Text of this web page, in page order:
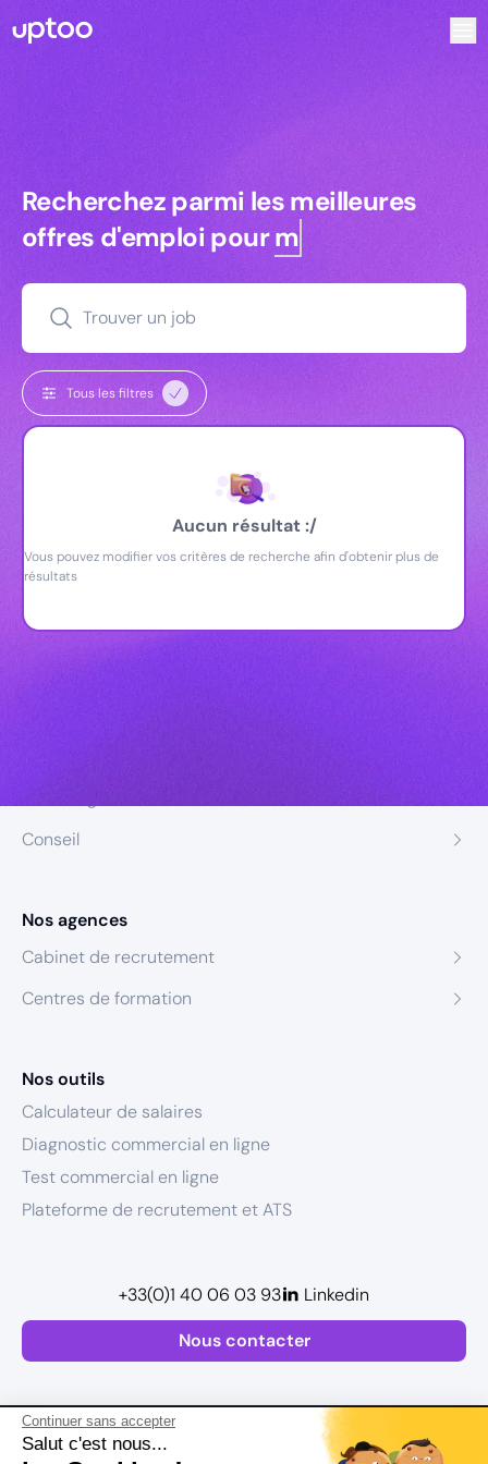
Continuer sans accepter
Salut c'est nous...
Recherchez parmi les meilleures
Recherchez parmi les meilleures
offres d'emploi pourmanagers
Trouver un job
Tous les filtres
Aucun résultat :/
Vous pouvez modifier vos critères de recherche afin d'obtenir plus de
résultats
Conseil
Nos agences
Cabinet de recrutement
Centres de formation
Nos outils
Calculateur de salaires
Diagnostic commercial en ligne
Test commercial en ligne
Plateforme de recrutement et ATS
Nous contacter
+33(0)1 40 06 03 93 Linkedin